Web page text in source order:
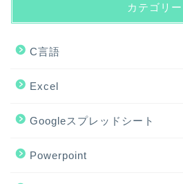
カテゴリー
C言語
Excel
Googleスプレッドシート
Powerpoint